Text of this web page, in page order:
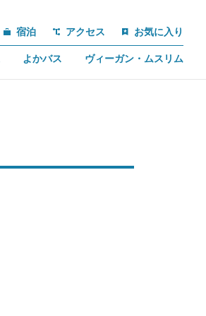
宿泊 アクセス お気に入り
よかバス ヴィーガン・ムスリム